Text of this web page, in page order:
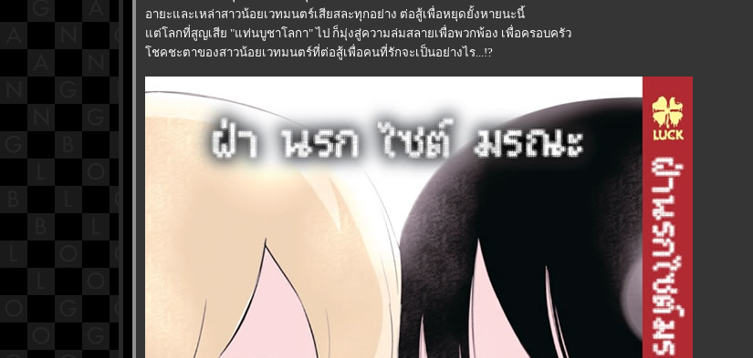
อายะและเหล่าสาวน้อยเวทมนตร์เสียสละทุกอย่าง ต่อสู้เพื่อหยุดยั้งหายนะนี้
ต่โลกที่สูญเสีย "แท่นบูชาโลกา" ไป ก็มุ่งสู่ความล่มสลายเพื่อพวกพ้อง เพื่อครอบครัว
ชคชะตาของสาวน้อยเวทมนตร์ที่ต่อสู้เพื่อคนที่รักจะเป็นอย่างไร...!?